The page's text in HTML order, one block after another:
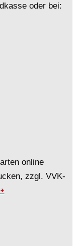
oder bei:
online
zzgl. VVK-